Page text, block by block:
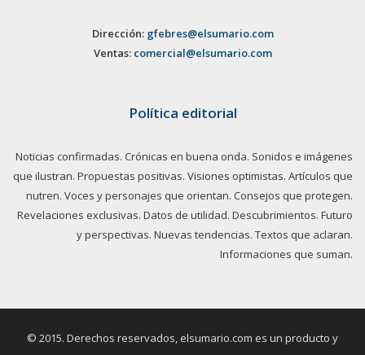
Dirección: gfebres@elsumario.com
Ventas: comercial@elsumario.com
Política editorial
Noticias confirmadas. Crónicas en buena onda. Sonidos e imágenes
que ilustran. Propuestas positivas. Visiones optimistas. Artículos que
nutren. Voces y personajes que orientan. Consejos que protegen.
Revelaciones exclusivas. Datos de utilidad. Descubrimientos. Futuro
y perspectivas. Nuevas tendencias. Textos que aclaran.
Informaciones que suman.
© 2015. Derechos reservados, elsumario.com es un producto y